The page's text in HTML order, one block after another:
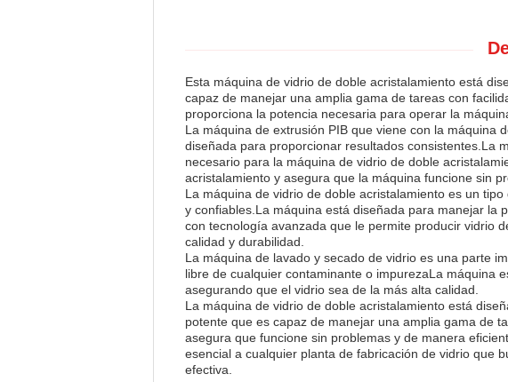
Esta máquina de vidrio de doble acristalamiento está
capaz de manejar una amplia gama de tareas con
proporciona la potencia necesaria para operar la
La máquina de extrusión PIB que viene con la máquina
diseñada para proporcionar resultados consistentes.La
necesario para la máquina de vidrio de doble
acristalamiento y asegura que la máquina funcione sin
La máquina de vidrio de doble acristalamiento es un
y confiables.La máquina está diseñada para manejar la
con tecnología avanzada que le permite producir vidrio
calidad y durabilidad.
La máquina de lavado y secado de vidrio es una parte
libre de cualquier contaminante o impurezaLa máquina
asegurando que el vidrio sea de la más alta calidad.
La máquina de vidrio de doble acristalamiento está
potente que es capaz de manejar una amplia gama de
asegura que funcione sin problemas y de manera
esencial a cualquier planta de fabricación de vidrio que
efectiva.